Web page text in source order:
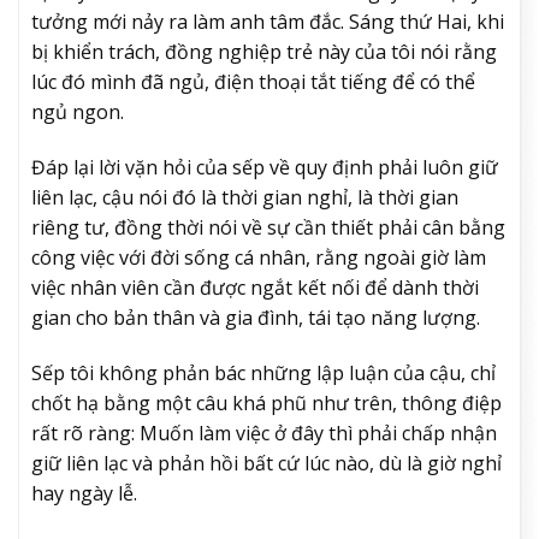
tưởng mới nảy ra làm anh tâm đắc. Sáng thứ Hai, khi
bị khiển trách, đồng nghiệp trẻ này của tôi nói rằng
lúc đó mình đã ngủ, điện thoại tắt tiếng để có thể
ngủ ngon.
Đáp lại lời vặn hỏi của sếp về quy định phải luôn giữ
liên lạc, cậu nói đó là thời gian nghỉ, là thời gian
riêng tư, đồng thời nói về sự cần thiết phải cân bằng
công việc với đời sống cá nhân, rằng ngoài giờ làm
việc nhân viên cần được ngắt kết nối để dành thời
gian cho bản thân và gia đình, tái tạo năng lượng.
Sếp tôi không phản bác những lập luận của cậu, chỉ
chốt hạ bằng một câu khá phũ như trên, thông điệp
rất rõ ràng: Muốn làm việc ở đây thì phải chấp nhận
giữ liên lạc và phản hồi bất cứ lúc nào, dù là giờ nghỉ
hay ngày lễ.